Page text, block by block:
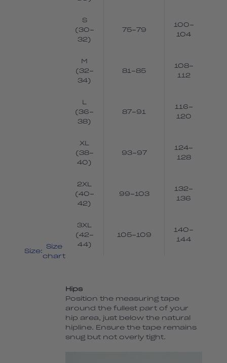
Size:
Size
chart
S
(30-
32)
75-79
100-
104
M
(32-
34)
81-85
108-
112
L
(36-
38)
87-91
116-
120
XL
(38-
40)
93-97
124-
128
2XL
(40-
42)
99-103
132-
136
3XL
(42-
44)
105-109
140-
144
Hips
Position the measuring tape
around the fullest part of your
hip area, just below the natural
hipline. Ensure the tape remains
snug but not overly tight.